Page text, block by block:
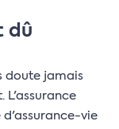
dû
doute jamais
L'assurance
d'assurance-vie